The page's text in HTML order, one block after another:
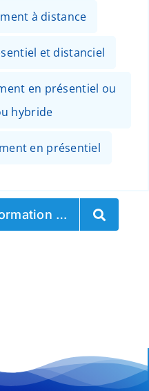
à distance
et distanciel
en présentiel ou
hybride
en présentiel
…